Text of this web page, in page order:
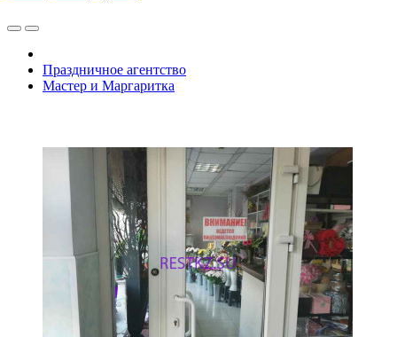
Праздничное агентство
Мастер и Маргаритка